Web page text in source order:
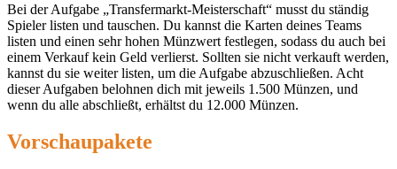
Bei der Aufgabe „Transfermarkt-Meisterschaft“ musst du ständig
Spieler listen und tauschen. Du kannst die Karten deines Teams
listen und einen sehr hohen Münzwert festlegen, sodass du auch bei
einem Verkauf kein Geld verlierst. Sollten sie nicht verkauft werden,
kannst du sie weiter listen, um die Aufgabe abzuschließen. Acht
dieser Aufgaben belohnen dich mit jeweils 1.500 Münzen, und
wenn du alle abschließt, erhältst du 12.000 Münzen.
Vorschaupakete